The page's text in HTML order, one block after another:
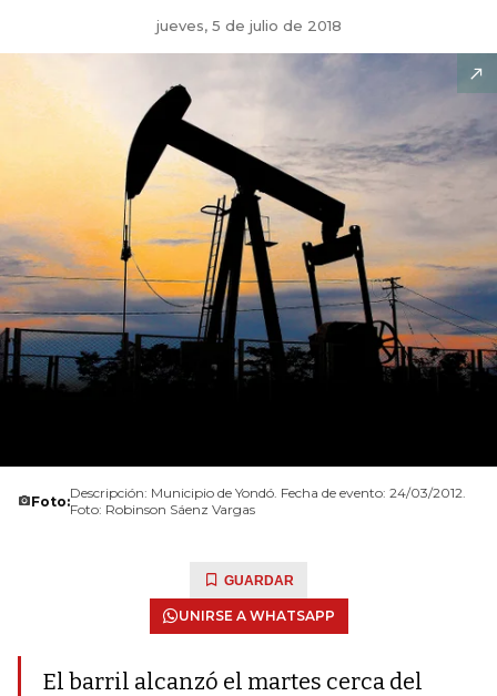
jueves, 5 de julio de 2018
Foto:Descripción: Municipio de Yondó. Fecha de evento: 24/03/2012.
Foto: Robinson Sáenz Vargas
GUARDAR
UNIRSE A WHATSAPP
El barril alcanzó el martes cerca del